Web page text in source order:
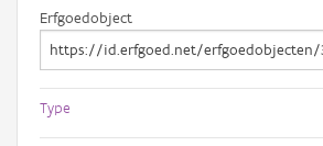
Erfgoedobject
Type